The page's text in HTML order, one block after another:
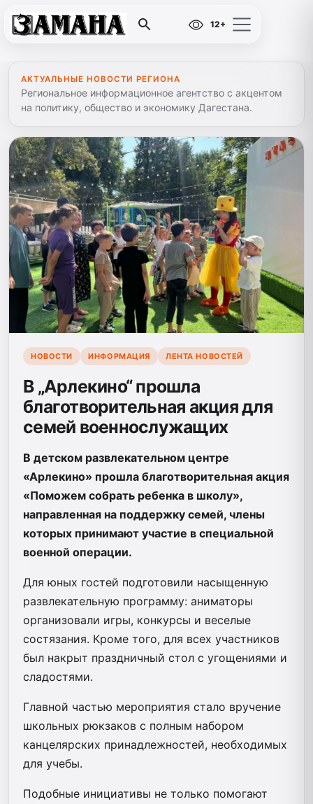
12+
АКТУАЛЬНЫЕ НОВОСТИ РЕГИОНА
Региональное информационное агентство с акцентом
на политику, общество и экономику Дагестана.
НОВОСТИ ИНФОРМАЦИЯ ЛЕНТА НОВОСТЕЙ
В „Арлекино“ прошла
благотворительная акция для
семей военнослужащих
В детском развлекательном центре
«Арлекино» прошла благотворительная акция
«Поможем собрать ребенка в школу»,
направленная на поддержку семей, члены
которых принимают участие в специальной
военной операции.
Для юных гостей подготовили насыщенную
развлекательную программу: аниматоры
организовали игры, конкурсы и веселые
состязания. Кроме того, для всех участников
был накрыт праздничный стол с угощениями и
сладостями.
Главной частью мероприятия стало вручение
школьных рюкзаков с полным набором
канцелярских принадлежностей, необходимых
для учебы.
Подобные инициативы не только помогают